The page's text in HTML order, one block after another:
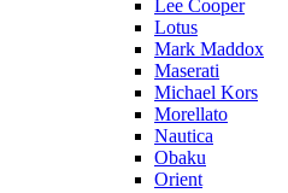
Lee Cooper
Lotus
Mark Maddox
Maserati
Michael Kors
Morellato
Nautica
Obaku
Orient